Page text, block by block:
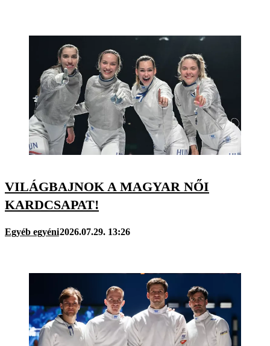
VILÁGBAJNOK A MAGYAR NŐI
KARDCSAPAT!
Egyéb egyéni2026.07.29. 13:26